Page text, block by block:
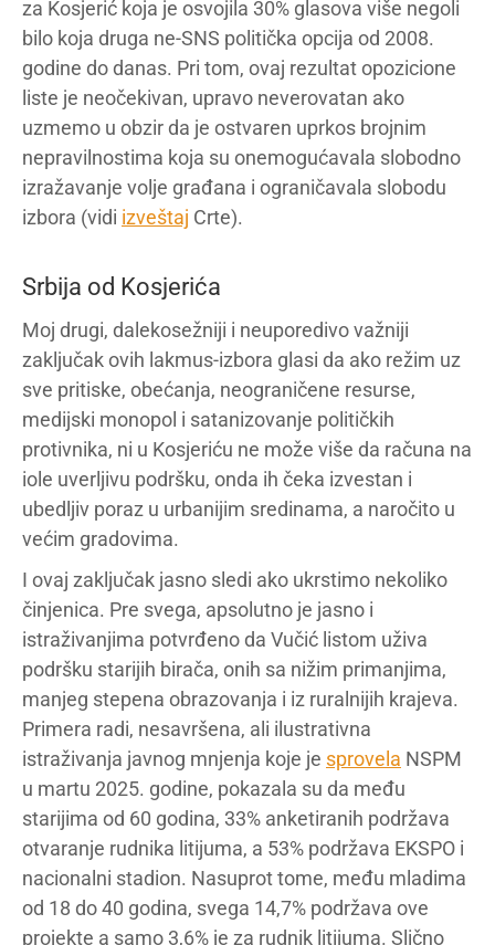
za Kosjerić koja je osvojila 30% glasova više negoli
bilo koja druga ne-SNS politička opcija od 2008.
godine do danas. Pri tom, ovaj rezultat opozicione
liste je neočekivan, upravo neverovatan ako
uzmemo u obzir da je ostvaren uprkos brojnim
nepravilnostima koja su onemogućavala slobodno
izražavanje volje građana i ograničavala slobodu
izbora (vidi izveštaj Crte).
Srbija od Kosjerića
Moj drugi, dalekosežniji i neuporedivo važniji
zaključak ovih lakmus-izbora glasi da ako režim uz
sve pritiske, obećanja, neograničene resurse,
medijski monopol i satanizovanje političkih
protivnika, ni u Kosjeriću ne može više da računa na
iole uverljivu podršku, onda ih čeka izvestan i
ubedljiv poraz u urbanijim sredinama, a naročito u
većim gradovima.
I ovaj zaključak jasno sledi ako ukrstimo nekoliko
činjenica. Pre svega, apsolutno je jasno i
istraživanjima potvrđeno da Vučić listom uživa
podršku starijih birača, onih sa nižim primanjima,
manjeg stepena obrazovanja i iz ruralnijih krajeva.
Primera radi, nesavršena, ali ilustrativna
istraživanja javnog mnjenja koje je sprovela NSPM
u martu 2025. godine, pokazala su da među
starijima od 60 godina, 33% anketiranih podržava
otvaranje rudnika litijuma, a 53% podržava EKSPO i
nacionalni stadion. Nasuprot tome, među mladima
od 18 do 40 godina, svega 14,7% podržava ove
projekte a samo 3,6% je za rudnik litijuma. Slično